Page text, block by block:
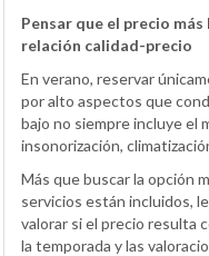
Pensar que el precio
relación calidad-precio
En verano, reservar
por alto aspectos que
bajo no siempre incluye el
insonorización,
Más que buscar la opción
servicios están incluidos,
valorar si el precio resulta
la temporada y las